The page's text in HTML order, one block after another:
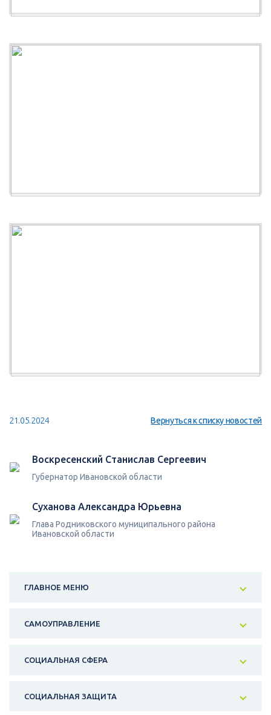
21.05.2024 Вернуться к списку новостей
Воскресенский Станислав Сергеевич
Губернатор Ивановской области
Суханова Александра Юрьевна
Глава Родниковского муниципального района
Ивановской области
ГЛАВНОЕ МЕНЮ
САМОУПРАВЛЕНИЕ
СОЦИАЛЬНАЯ СФЕРА
СОЦИАЛЬНАЯ ЗАЩИТА